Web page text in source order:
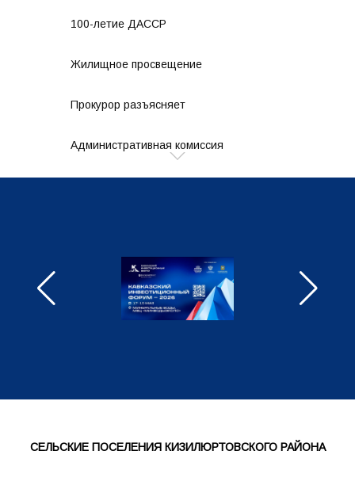
100-летие ДАССР
Жилищное просвещение
Прокурор разъясняет
Административная комиссия
"Кизилюртовский район"
Отдел муниципального контроля
СЕЛЬСКИЕ ПОСЕЛЕНИЯ КИЗИЛЮРТОВСКОГО РАЙОНА